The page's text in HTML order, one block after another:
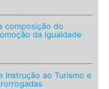
composição do
da Igualdade
Instrução ao Turismo e